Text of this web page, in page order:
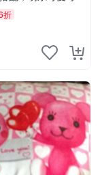
安撫抓件 憶記 抓繩
折